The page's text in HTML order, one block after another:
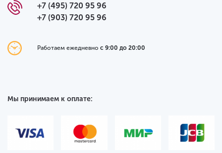
+7 (495) 720 95 96
+7 (903) 720 95 96
Работаем ежедневно с 9:00 до 20:00
Мы принимаем к оплате: